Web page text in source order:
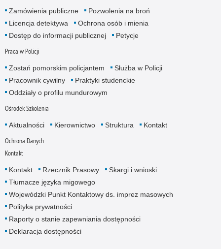
Zamówienia publiczne
Pozwolenia na broń
Licencja detektywa
Ochrona osób i mienia
Dostęp do informacji publicznej
Petycje
Praca w Policji
Zostań pomorskim policjantem
Służba w Policji
Pracownik cywilny
Praktyki studenckie
Oddziały o profilu mundurowym
Ośrodek Szkolenia
Aktualności Kierownictwo Struktura Kontakt
Ochrona Danych
Kontakt
Kontakt Rzecznik Prasowy
Skargi i wnioski
Tłumacze języka migowego
Wojewódzki Punkt Kontaktowy ds. imprez masowych
Polityka prywatności
Raporty o stanie zapewniania dostępności
Deklaracja dostępności